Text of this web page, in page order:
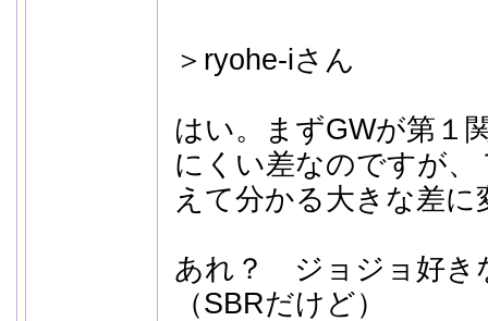
＞ryohe-iさん
はい。まずGWが第１
にくい差なのですが
えて分かる大きな差
あれ？ ジョジョ好
（SBRだけど）